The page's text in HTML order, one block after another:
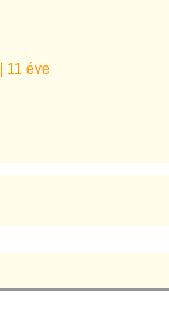
11 éve